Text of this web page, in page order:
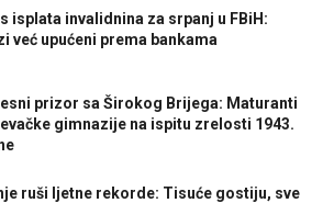
isplata invalidnina za srpanj u FBiH:
već upućeni prema bankama
prizor sa Širokog Brijega: Maturanti
gimnazije na ispitu zrelosti 1943.
ruši ljetne rekorde: Tisuće gostiju, sve